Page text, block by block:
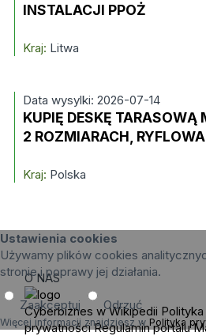
INSTALACJI PPOŻ
Kraj: Litwa
Data wysylki: 2026-07-14
KUPIĘ DESKĘ TARASOWĄ
2 ROZMIARACH,
Kraj: Polska
Ustawienia cookies
Używamy plików cookies
stronie i poprawy jej działania.
Zaakceptuj Odrzuć
Więcej informacji znajdziesz w Polityka
O NAS
Cyberbiznes w Wikipedii Polityka
prywatności Regulamin portalu